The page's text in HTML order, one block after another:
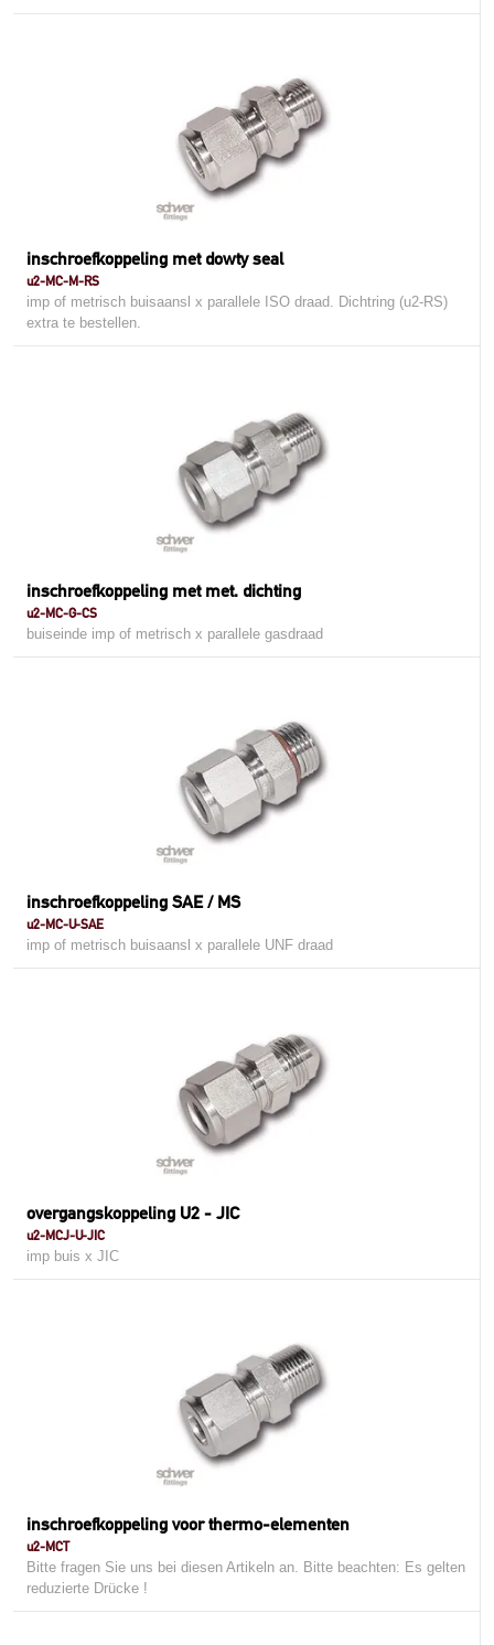
inschroefkoppeling met dowty seal
u2-MC-M-RS
imp of metrisch buisaansl x parallele ISO draad. Dichtring (u2-RS)
extra te bestellen.
inschroefkoppeling met met. dichting
u2-MC-G-CS
buiseinde imp of metrisch x parallele gasdraad
inschroefkoppeling SAE / MS
u2-MC-U-SAE
imp of metrisch buisaansl x parallele UNF draad
overgangskoppeling U2 - JIC
u2-MCJ-U-JIC
imp buis x JIC
inschroefkoppeling voor thermo-elementen
u2-MCT
Bitte fragen Sie uns bei diesen Artikeln an. Bitte beachten: Es gelten
reduzierte Drücke !